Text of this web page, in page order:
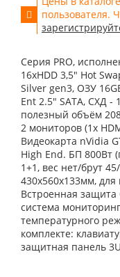
пользователя.
Серия PRO,
16xHDD 3,5" Hot
Silver gen3, ОЗУ
Ent 2.5" SATA, СХД -
полезный объём
2 мониторов (1x
Видеокарта nVidia
High End. БП 800Вт
1+1, вес нет/брут
430x560x133мм,
Встроенная
система
температурного
комплекте:
защитная панель